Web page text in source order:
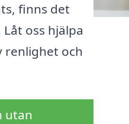
finns det
oss hjälpa
renlighet och
utan